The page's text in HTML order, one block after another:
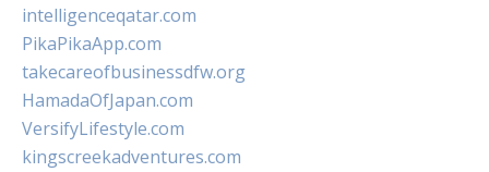
intelligenceqatar.com
PikaPikaApp.com
takecareofbusinessdfw.org
HamadaOfJapan.com
VersifyLifestyle.com
kingscreekadventures.com